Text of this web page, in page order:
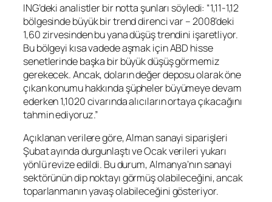
ING’deki analistler bir notta şunları söyledi: “1,11-1,12
bölgesinde büyük bir trend direnci var – 2008’deki
1,60 zirvesinden bu yana düşüş trendini işaretliyor.
Bu bölgeyi kısa vadede aşmak için ABD hisse
senetlerinde başka bir büyük düşüş görmemiz
gerekecek. Ancak, doların değer deposu olarak öne
çıkan konumu hakkında şüpheler büyümeye devam
ederken 1,1020 civarında alıcıların ortaya çıkacağını
tahmin ediyoruz.”
Açıklanan verilere göre, Alman sanayi siparişleri
Şubat ayında durgunlaştı ve Ocak verileri yukarı
yönlü revize edildi. Bu durum, Almanya’nın sanayi
sektörünün dip noktayı görmüş olabileceğini, ancak
toparlanmanın yavaş olabileceğini gösteriyor.